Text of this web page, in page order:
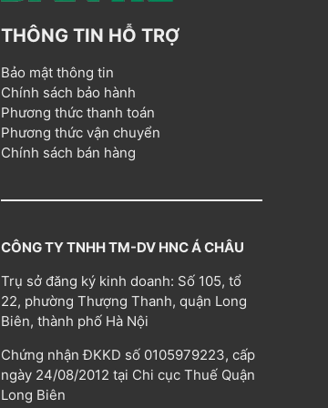
THÔNG TIN HỖ TRỢ
Bảo mật thông tin
Chính sách bảo hành
Phương thức thanh toán
Phương thức vận chuyển
Chính sách bán hàng
CÔNG TY TNHH TM-DV HNC Á CHÂU
Trụ sở đăng ký kinh doanh: Số 105, tổ
22, phường Thượng Thanh, quận Long
Biên, thành phố Hà Nội
Chứng nhận ĐKKD số 0105979223, cấp
ngày 24/08/2012 tại Chi cục Thuế Quận
Long Biên